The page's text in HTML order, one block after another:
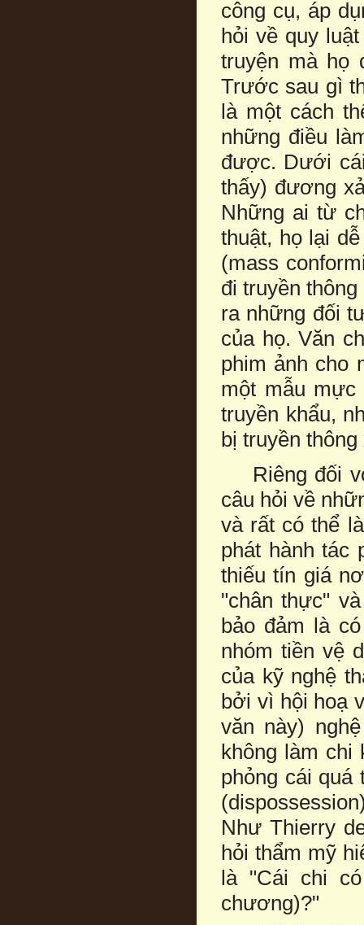
công cụ, áp
hỏi về quy
truyện mà họ
Trước sau gì
là một cách
những điều
được. Dưới
thấy) đương
Những ai từ
thuật, họ lại
(mass
đi truyền
ra những đối
của họ. Văn
phim ảnh cho
một mẫu mực
truyền khẩu,
bị truyền
Riêng đối
câu hỏi về
và rất có thể
phát hành tác
thiếu tín giá
"chân thực"
bảo đảm là
nhóm tiền vệ
của kỹ nghệ
bởi vì hội hoạ
văn này)
không làm chi
phỏng cái
Như Thierry
hỏi thẩm mỹ
là "Cái chi
chương)?"